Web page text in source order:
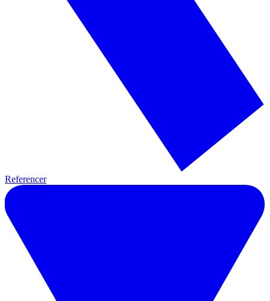
Referencer